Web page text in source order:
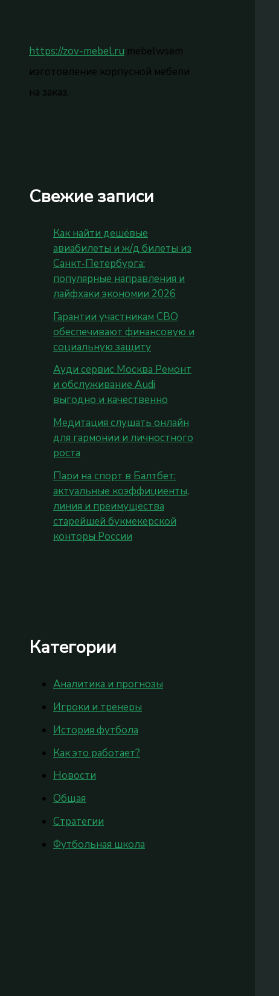
https://zov-mebel.ru mebelwsem
изготовление корпусной мебели
на заказ.
Свежие записи
Как найти дешёвые
авиабилеты и ж/д билеты из
Санкт‑Петербурга:
популярные направления и
лайфхаки экономии 2026
Гарантии участникам СВО
обеспечивают финансовую и
социальную защиту
Ауди сервис Москва Ремонт
и обслуживание Audi
выгодно и качественно
Медитация слушать онлайн
для гармонии и личностного
роста
Пари на спорт в Балтбет:
актуальные коэффициенты,
линия и преимущества
старейшей букмекерской
конторы России
Категории
Аналитика и прогнозы
Игроки и тренеры
История футбола
Как это работает?
Новости
Общая
Стратегии
Футбольная школа